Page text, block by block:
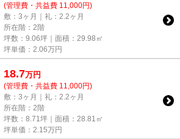
(管理費・共益費 11,000円)
敷：3ヶ月｜礼：2.2ヶ月
所在階：2階
坪数：9.06坪｜面積：29.98㎡
坪単価： 2.06万円
18.7万円
(管理費・共益費 11,000円)
敷：3ヶ月｜礼：2.2ヶ月
所在階：2階
坪数：8.71坪｜面積：28.81㎡
坪単価： 2.15万円